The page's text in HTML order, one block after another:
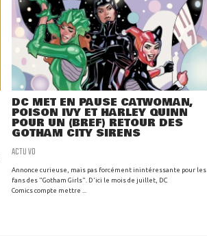
DC MET EN PAUSE CATWOMAN,
POISON IVY ET HARLEY QUINN
POUR UN (BREF) RETOUR DES
GOTHAM CITY SIRENS
ACTU VO
Annonce curieuse, mais pas forcément inintéressante pour les
fans des "Gotham Girls". D'ici le mois de juillet, DC
Comics compte mettre ...